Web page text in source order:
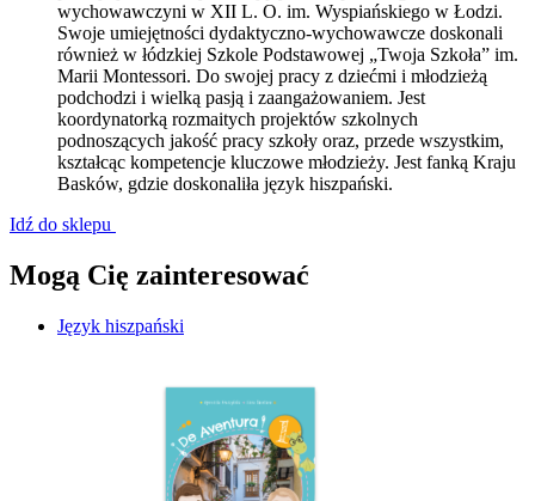
wychowawczyni w XII L. O. im. Wyspiańskiego w Łodzi.
Swoje umiejętności dydaktyczno-wychowawcze doskonali
również w łódzkiej Szkole Podstawowej „Twoja Szkoła” im.
Marii Montessori. Do swojej pracy z dziećmi i młodzieżą
podchodzi i wielką pasją i zaangażowaniem. Jest
koordynatorką rozmaitych projektów szkolnych
podnoszących jakość pracy szkoły oraz, przede wszystkim,
kształcąc kompetencje kluczowe młodzieży. Jest fanką Kraju
Basków, gdzie doskonaliła język hiszpański.
Idź do sklepu
Mogą Cię zainteresować
Język hiszpański